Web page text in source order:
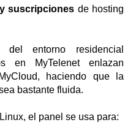
suscripciones de hosting
entorno residencial
en MyTelenet enlazan
haciendo que la
bastante fluida.
el panel se usa para: